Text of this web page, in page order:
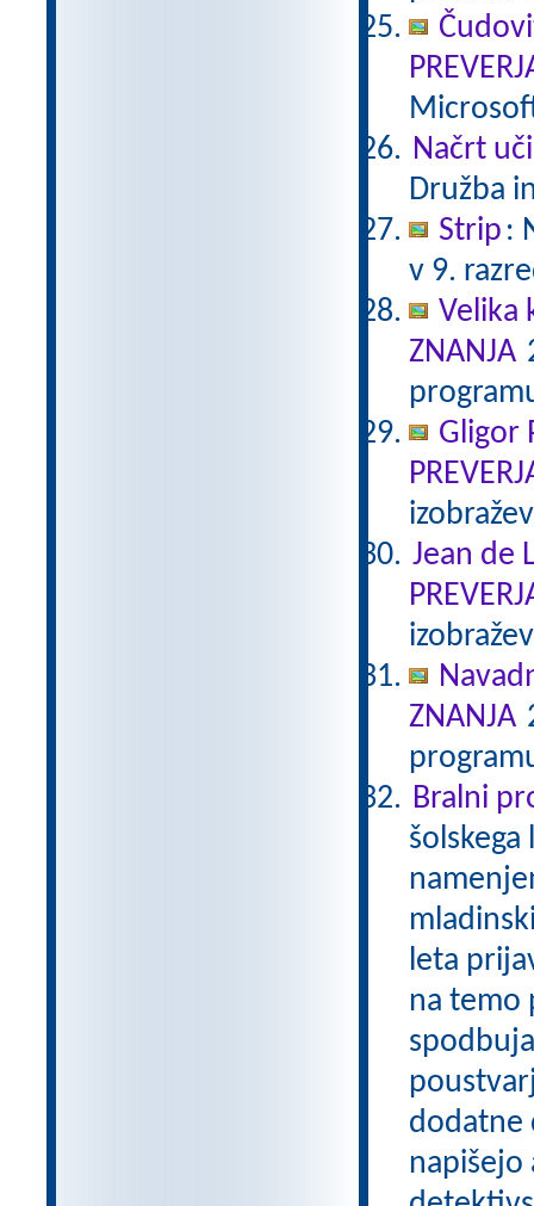
Načrt
Družba
Strip :
v 9.
Velika
ZNANJA
Gligor
Jean de
ZNANJA
Bralni
leta
na temo
dodatne
napišejo